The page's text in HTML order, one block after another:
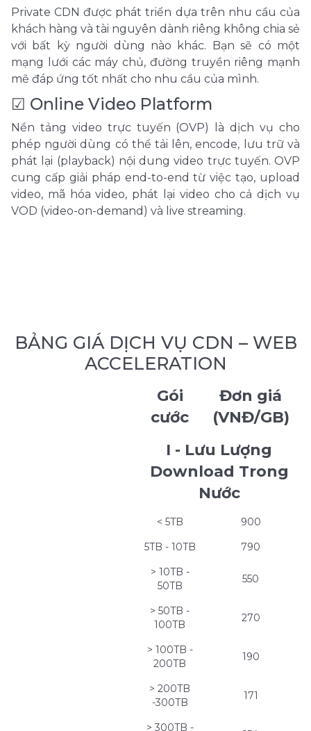
Private CDN được phát triển dựa trên nhu cầu của
khách hàng và tài nguyên dành riêng không chia sẻ
với bất kỳ người dùng nào khác. Bạn sẽ có một
mạng lưới các máy chủ, đường truyền riêng mạnh
mẽ đáp ứng tốt nhất cho nhu cầu của mình.
☑ Online Video Platform
Nền tảng video trực tuyến (OVP) là dịch vụ cho
phép người dùng có thể tải lên, encode, lưu trữ và
phát lại (playback) nội dung video trực tuyến. OVP
cung cấp giải pháp end-to-end từ việc tạo, upload
video, mã hóa video, phát lại video cho cả dịch vụ
VOD (video-on-demand) và live streaming.
BẢNG GIÁ DỊCH VỤ CDN – WEB
ACCELERATION
Gói
cước
Đơn giá
(VNĐ/GB)
I - Lưu Lượng
Download Trong
Nước
< 5TB
900
5TB - 10TB
790
> 10TB -
50TB
550
> 50TB -
100TB
270
> 100TB -
200TB
190
> 200TB
-300TB
171
> 300TB -